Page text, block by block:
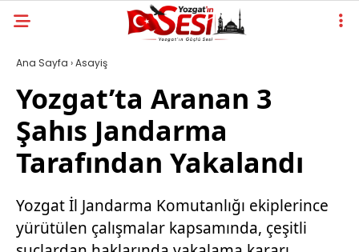
Ana Sayfa ›Asayiş
Yozgat’ta Aranan 3
Şahıs Jandarma
Tarafından Yakalandı
Yozgat İl Jandarma Komutanlığı ekiplerince
yürütülen çalışmalar kapsamında, çeşitli